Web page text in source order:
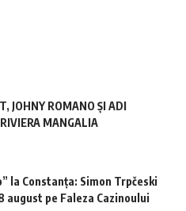
JOHNY ROMANO ȘI ADI
MANGALIA
la Constanța: Simon Trpčeski
august pe Faleza Cazinoului